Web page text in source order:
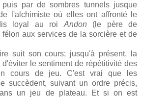
par de sombres tunnels jusque
l'alchimiste où elles ont affronté le
loyal au roi Andon (le père de
félon aux services de la sorcière et de
suit son cours; jusqu'à présent, la
le sentiment de répétitivité des
cours de jeu. C'est vrai que les
succèdent, suivant un ordre précis,
un jeu de plateau. Et si on est